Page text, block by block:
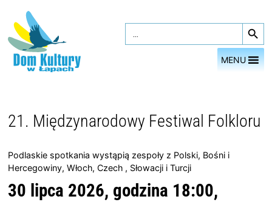
Przejdź
do
treści
Search
for:
Search Button
MENU
21. Międzynarodowy Festiwal Folkloru
Podlaskie spotkania wystąpią zespoły z Polski, Bośni i
Hercegowiny, Włoch, Czech , Słowacji i Turcji
30 lipca 2026, godzina 18:00,